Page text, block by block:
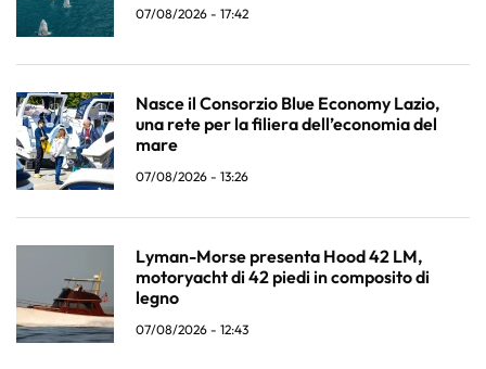
07/08/2026 - 17:42
Nasce il Consorzio Blue Economy Lazio,
una rete per la filiera dell’economia del
mare
07/08/2026 - 13:26
Lyman-Morse presenta Hood 42 LM,
motoryacht di 42 piedi in composito di
legno
07/08/2026 - 12:43